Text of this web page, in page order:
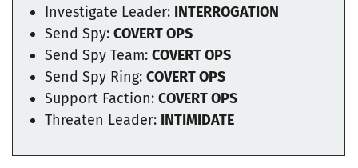
Investigate Leader: INTERROGATION
Send Spy: COVERT OPS
Send Spy Team: COVERT OPS
Send Spy Ring: COVERT OPS
Support Faction: COVERT OPS
Threaten Leader: INTIMIDATE